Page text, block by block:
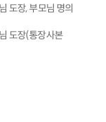
도장, 부모님 명의
도장(통장사본